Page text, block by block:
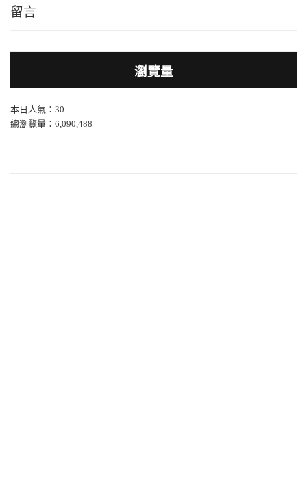
留言
瀏覽量
本日人氣：30
總瀏覽量：6,090,488